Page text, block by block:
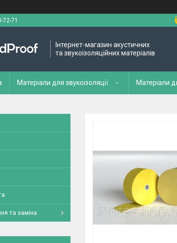
72-71
Інтернет-магазин акустичних
та звукоізоляційних матеріалів
Матеріали для звукоізоляції Матеріали
та заміна